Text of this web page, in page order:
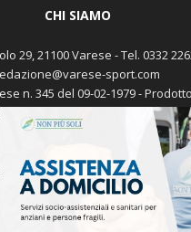
CHI SIAMO
29, 21100 Varese - Tel. 0332
sport.com
n. 345 del 09-02-1979 -
Michele Marocco -
Pubblicità
redazione@varese-